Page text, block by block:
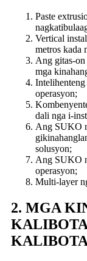
Paste
Vertical
metros kada
Ang gitas-on
mga
operasyon;
dali nga i-
Ang SUKO
solusyon;
Ang SUKO
operasyon;
Multi-layer
2. MGA